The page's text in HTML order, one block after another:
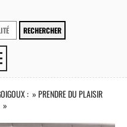
: » PRENDRE DU PLAISIR
»